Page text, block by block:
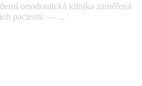
ortodontická klinika zaměřená
pacientů — ...